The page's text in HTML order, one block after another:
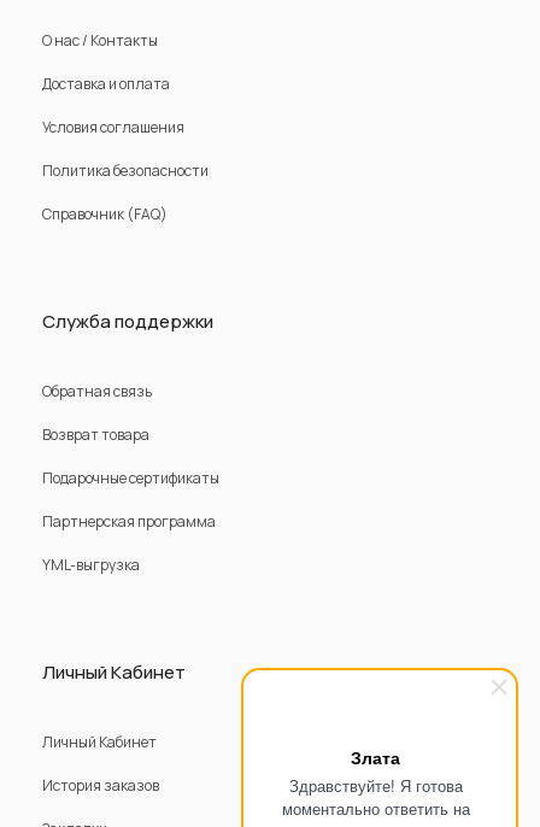
Злата
Здравствуйте! Я готова
моментально ответить на
О нас / Контакты
Доставка и оплата
Условия соглашения
Политика безопасности
Справочник (FAQ)
Служба поддержки
Обратная связь
Возврат товара
Подарочные сертификаты
Партнерская программа
YML-выгрузка
Личный Кабинет
Личный Кабинет
История заказов